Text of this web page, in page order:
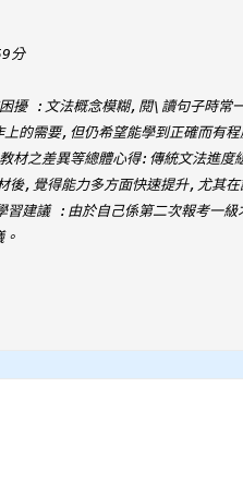
擾 :文法概念模糊,閱\讀句子時常
的需要,但仍希望能學到正確而有程
材之差異等總體心得:傳統文法進度
後,覺得能力多方面快速提升,尤其
習建議 :由於自己係第二次報考一